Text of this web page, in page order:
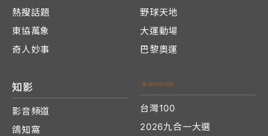
熱搜話題
東協萬象
奇人妙事
野球天地
大運動場
巴黎奧運
知影
影音頻道
鴿知窩
台灣100
2026九合一大選